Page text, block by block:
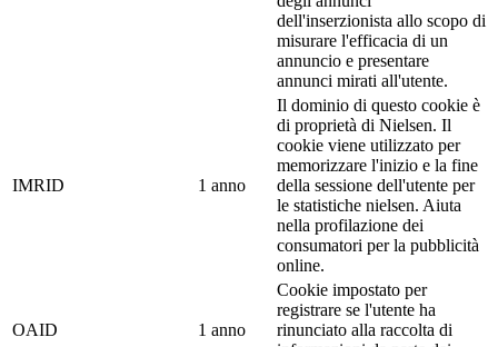
dell'inserzionista allo scopo di
misurare l'efficacia di un
annuncio e presentare
annunci mirati all'utente.
IMRID 1 anno
Il dominio di questo cookie è
di proprietà di Nielsen. Il
cookie viene utilizzato per
memorizzare l'inizio e la fine
della sessione dell'utente per
le statistiche nielsen. Aiuta
nella profilazione dei
consumatori per la pubblicità
online.
OAID 1 anno
Cookie impostato per
registrare se l'utente ha
rinunciato alla raccolta di